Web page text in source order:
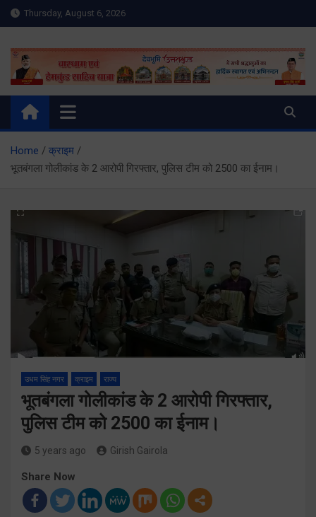
Skip
to
Thursday, August 6, 2026
Meru Raibar | Uttarakhand
News | Uttarkashi News
meruraibar.com
Home
क्राइम
भूतबंगला गोलीकांड के 2 आरोपी गिरफ्तार, पुलिस टीम को 2500 का ईनाम।
उधम सिंह नगर क्राइम राज्य
भूतबंगला गोलीकांड के 2 आरोपी गिरफ्तार,
पुलिस टीम को 2500 का ईनाम।
5 years ago Girish Gairola
Share Now